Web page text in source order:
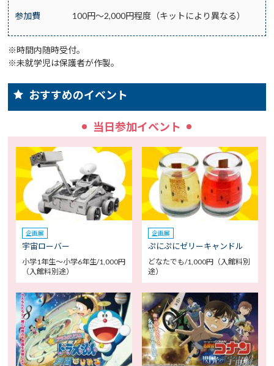
参加費 100円～2,000円程度（キットにより異なる）
※時間内随時受付。
※未就学児は保護者が作製。
おすすめのイベント
当日参加イベント
企画展
宇宙ローバー
小学1年生～小学6年生/1,000円
（入館料別途）
企画展
ぷにぷにゼリーキャンドル
どなたでも/1,000円（入館料別
途）